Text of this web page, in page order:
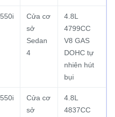
550i
Cửa cơ
sở
Sedan
4
4.8L
4799CC
V8 GAS
DOHC tự
nhiên hút
bụi
550i
Cửa cơ
sở
4.8L
4837CC